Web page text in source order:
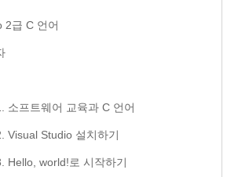
2급 C 언어
소프트웨어 교육과 C 언어
Visual Studio 설치하기
Hello, world!로 시작하기